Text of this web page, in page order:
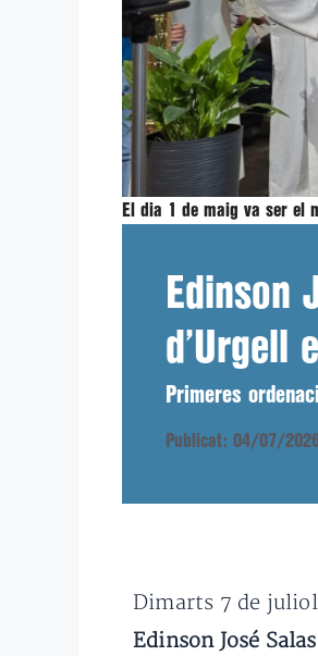
El dia 1 de maig va ser el
Edinson
d’Urgell
Primeres
Publicat: 04/07/
Dimarts 7 de
Edinson José Salas